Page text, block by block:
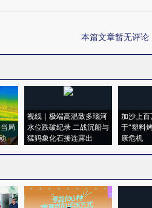
本篇文章暂无评论
局
视线｜极端高温致多瑙河
水位跌破纪录 二战沉船与
猛犸象化石接连露出
加沙上百
于“塑料
康危机